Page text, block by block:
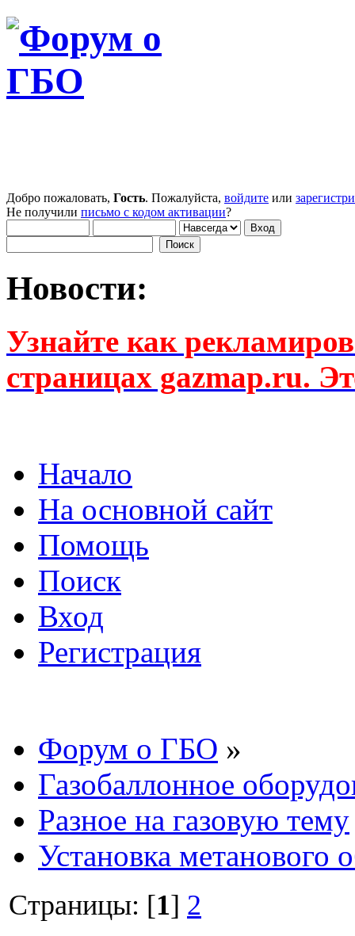
Добро пожаловать, Гость. Пожалуйста, войдите или
Не получили письмо с кодом активации?
Новости:
Узнайте как
страницах gazmap.ru.
Начало
На основной сайт
Помощь
Поиск
Вход
Регистрация
Форум о ГБО »
Газобаллонное
Разное на газовую тему
Установка метанового
Страницы: [1] 2